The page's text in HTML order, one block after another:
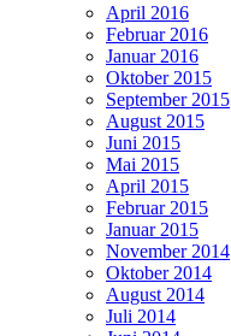
April 2016
Februar 2016
Januar 2016
Oktober 2015
September 2015
August 2015
Juni 2015
Mai 2015
April 2015
Februar 2015
Januar 2015
November 2014
Oktober 2014
August 2014
Juli 2014